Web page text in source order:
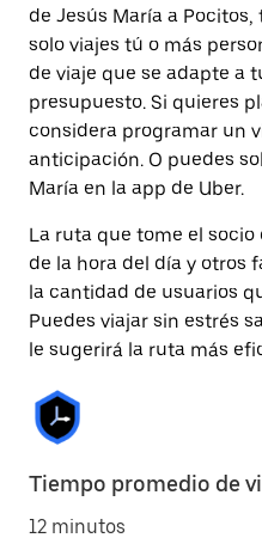
de Jesús María a
solo viajes tú o más
de viaje que se adapte a
presupuesto. Si quieres
considera programar un
anticipación. O puedes
María en la app de Uber.
La ruta que tome el
de la hora del día y otros
la cantidad de usuarios
Puedes viajar sin estrés
le sugerirá la ruta más
Tiempo promedio de
12 minutos